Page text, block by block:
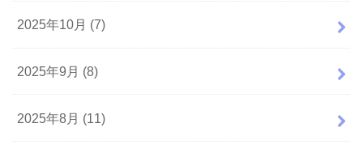
2025年10月 (7)
2025年9月 (8)
2025年8月 (11)